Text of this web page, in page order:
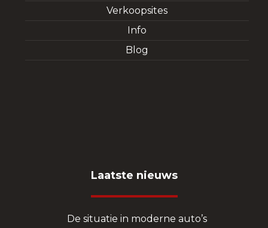
Verkoopsites
Info
Blog
Laatste nieuws
De situatie in moderne auto’s